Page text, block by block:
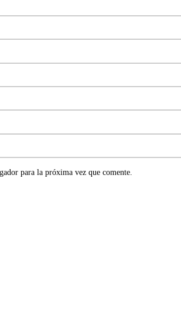
para la próxima vez que comente.